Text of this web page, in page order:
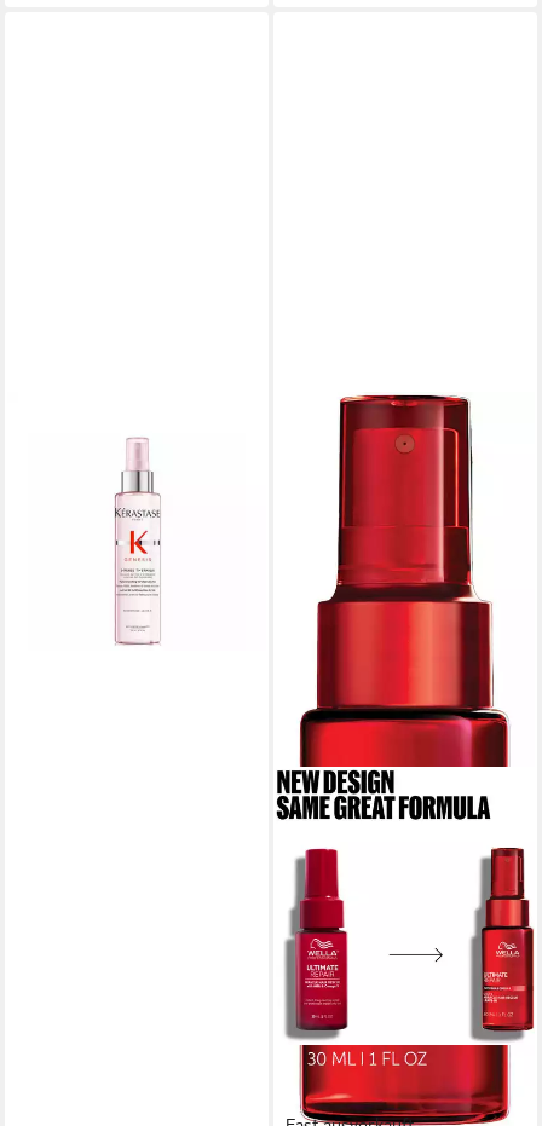
Leave-in Pflege Genesis
Defense Thermique 150 ml
(36,63 €/ 100 ml)
lieferbar - in 2-3 Werktagen bei dir